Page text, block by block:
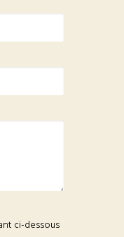
ci-dessous